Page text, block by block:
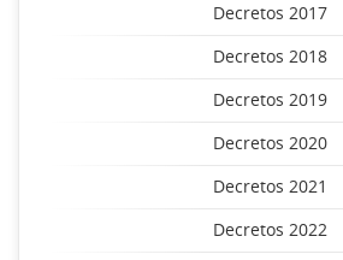
Decretos 2017
Decretos 2018
Decretos 2019
Decretos 2020
Decretos 2021
Decretos 2022